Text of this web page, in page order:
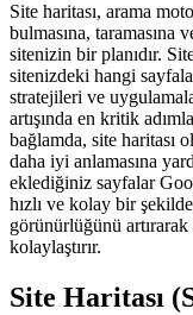
Site haritası, arama
bulmasına, taramasına
sitenizin bir planıdır.
sitenizdeki hangi
stratejileri ve
artışında en kritik
bağlamda, site haritası
daha iyi anlamasına
eklediğiniz sayfalar
hızlı ve kolay bir
görünürlüğünü
kolaylaştırır.
Site Haritası